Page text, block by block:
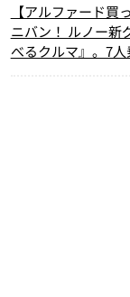
【アルファード
ニバン！ ルノー新
べるクルマ』。7